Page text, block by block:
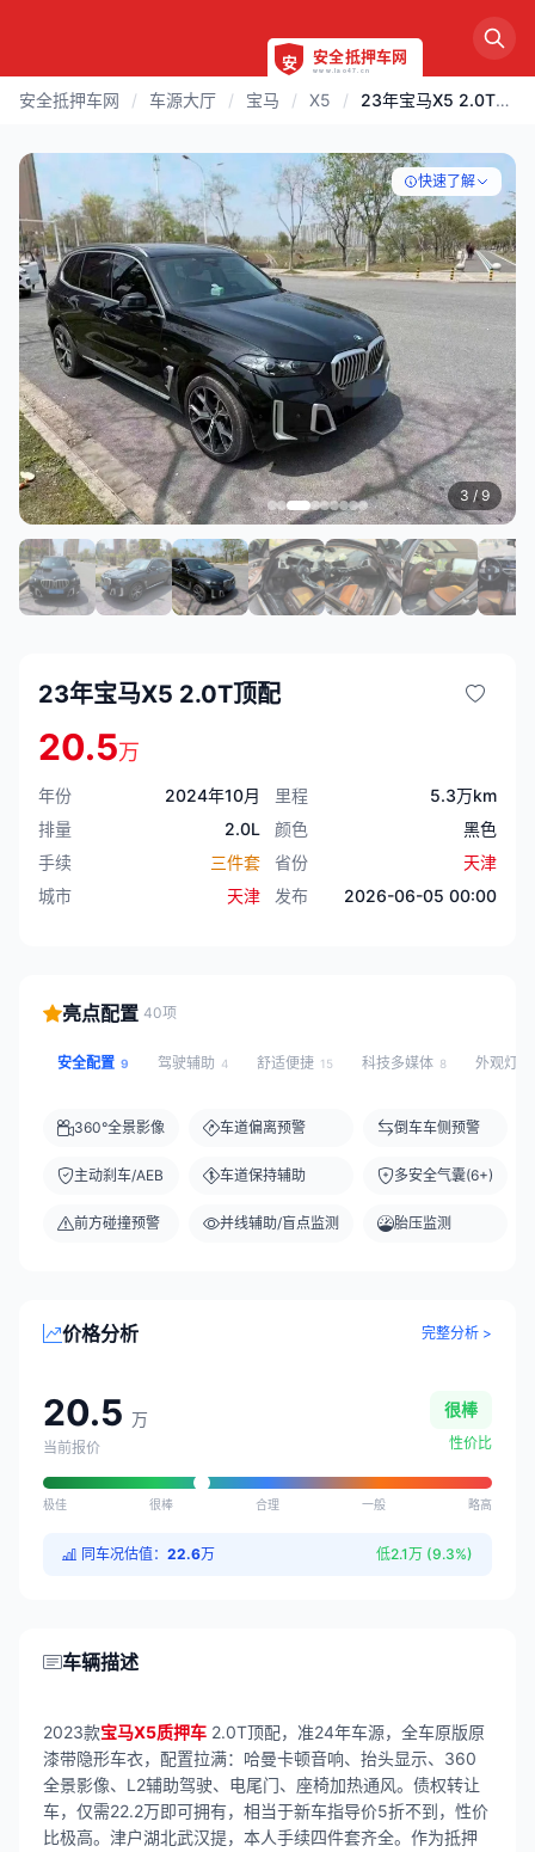
安全抵押车网 / 车源大厅 / 宝马 / X5 / 23年宝马X5 2.0T顶配
快速了解
4 / 9
23年宝马X5 2.0T顶配
20.5万
年份 2024年10月 里程
5.3万km
排量
2.0L 颜色
黑色
手续
三件套 省份
天津
城市
天津 发布 2026-06-05 00:00
亮点配置 40项
安全配置 9 驾驶辅助 4 舒适便捷 15 科技多媒体 8 外观灯光
360°全景影像
主动刹车/AEB
前方碰撞预警
车道偏离预警
车道保持辅助
并线辅助/盲点监测
倒车车侧预警
多安全气囊(6+)
胎压监测
价格分析 完整分析 >
20.5 万
当前报价
很棒
性价比
极佳 很棒 合理 一般 略高
同车况估值： 22.6万 低2.1万 (9.3%)
车辆描述
2023款宝马X5质押车 2.0T顶配，准24年车源，全车原版原
漆带隐形车衣，配置拉满：哈曼卡顿音响、抬头显示、360
全景影像、L2辅助驾驶、电尾门、座椅加热通风。债权转让
车，仅需22.2万即可拥有，相当于新车指导价5折不到，性价
比极高。津户湖北武汉提，本人手续四件套齐全。作为抵押